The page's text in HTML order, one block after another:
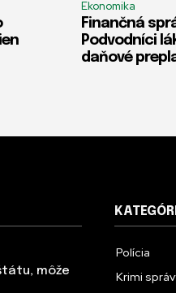
Ekonomika
Finančná
Podvodníci
daňové
môže
Polícia
Krimi